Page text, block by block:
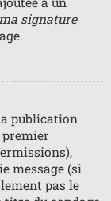
signature
publication
premier
message (si
pas le